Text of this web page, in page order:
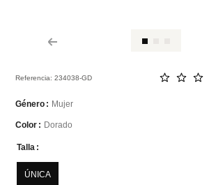
Referencia:234038-GD ☆ ☆ ☆
Género Mujer
Color Dorado
Talla
ÚNICA